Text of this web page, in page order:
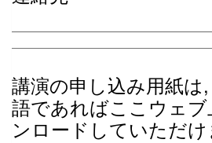
講演の申し込み用紙は
語であればここウェブ
ンロードしていただ